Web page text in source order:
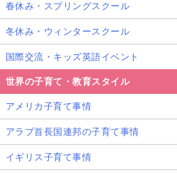
楽しい夏休みの体験を求める
担の少ない活動を探す保護者
春休み・スプリングスクール
冬休み・ウィンタースクール
国際交流・キッズ英語イベント
世界の子育て・教育スタイル
アメリカ子育て事情
アラブ首長国連邦の子育て事情
イギリス子育て事情